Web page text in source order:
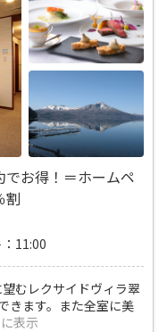
でお得！＝ホームペ
割
11:00
むレクサイドヴィラ翠
きます。また全室に美
表示